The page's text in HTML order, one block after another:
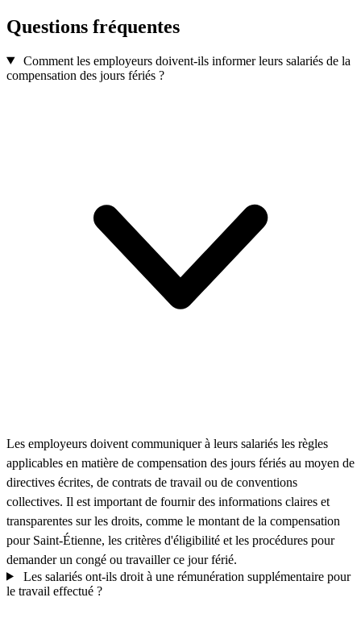
Questions fréquentes
Comment les employeurs doivent-ils informer leurs salariés de la
compensation des jours fériés ?
Les employeurs doivent communiquer à leurs salariés les règles
applicables en matière de compensation des jours fériés au moyen de
directives écrites, de contrats de travail ou de conventions
collectives. Il est important de fournir des informations claires et
transparentes sur les droits, comme le montant de la compensation
pour Saint-Étienne, les critères d'éligibilité et les procédures pour
demander un congé ou travailler ce jour férié.
Les salariés ont-ils droit à une rémunération supplémentaire pour
le travail effectué ?